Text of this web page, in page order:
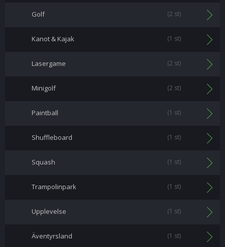
Golf (2 st)
Kanot & Kajak (1 st)
Lasergame (2 st)
Minigolf (2 st)
Paintball (1 st)
Shuffleboard (1 st)
Squash (1 st)
Trampolinpark (1 st)
Upplevelse (1 st)
Äventyrsland (1 st)